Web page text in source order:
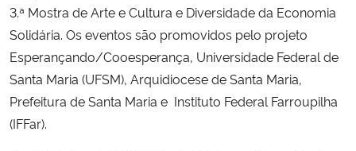
3.ª Mostra de Arte e Cultura e Diversidade da Economia
Solidária. Os eventos são promovidos pelo projeto
Esperançando/Cooesperança, Universidade Federal de
Santa Maria (UFSM), Arquidiocese de Santa Maria,
Prefeitura de Santa Maria e Instituto Federal Farroupilha
(IFFar).